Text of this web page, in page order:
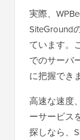
実際、
SiteGround
ています。
でのサーバ
に把握でき
高速な速度
ーサービス
探しなら、